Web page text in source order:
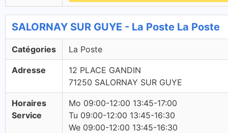
SALORNAY SUR GUYE - La Poste La Poste
Catégories La Poste
Adresse
12 PLACE GANDIN
71250 SALORNAY SUR GUYE
Horaires
Service
Mo 09:00-12:00 13:45-17:00
Tu 09:00-12:00 13:45-16:30
We 09:00-12:00 13:45-16:30